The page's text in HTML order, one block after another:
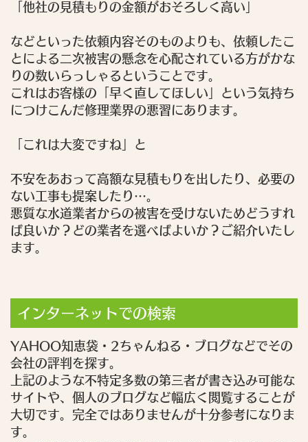
「他社の見積もりの金額がおそろしく高い」
などといった依頼内容そのものよりも、依頼したこ
とによる二次被害の懸念を心配されている方がかな
りの数いらっしゃるということです。
これはお客様の「早く直してほしい」という気持ち
につけこんだ修理業界の悪習にあります。
「これは大変ですね」 と
不安をあおって高額な見積もりを出したり、必要の
ない工事も提案したり…。
悪質な水道業者からの被害を受けないためどうすれ
ば良いか？どの業者を選べばよいか？ご紹介いたし
ます。
インターネットでの検索
YAHOO知恵袋・2ちゃんねる・ブログなどでその
会社の評判を探す。
上記のような不特定多数の第三者が書き込み可能な
サイトや、個人のブログなど幅広く閲覧することが
大切です。完全ではありませんが十分参考になりま
す。